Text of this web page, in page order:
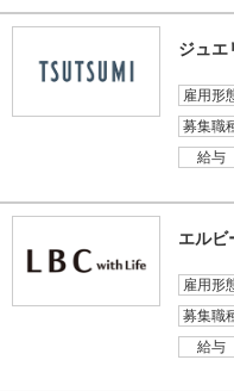
ジュエ
雇用形
募集職
給与
エルビ
雇用形
募集職
給与